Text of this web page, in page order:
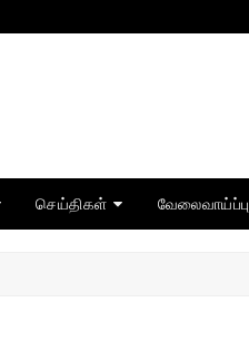
செய்திகள் வேலைவாய்ப்பு